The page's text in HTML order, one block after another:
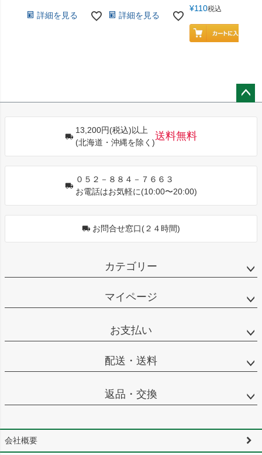
詳細を見る 詳細を見る
¥110税込
13,200円(税込)以上
(北海道・沖縄を除く)
送料無料
０５２－８８４－７６６３
お電話はお気軽に(10:00〜20:00)
お問合せ窓口(２４時間)
カテゴリー
マイページ
お支払い
配送・送料
返品・交換
会社概要